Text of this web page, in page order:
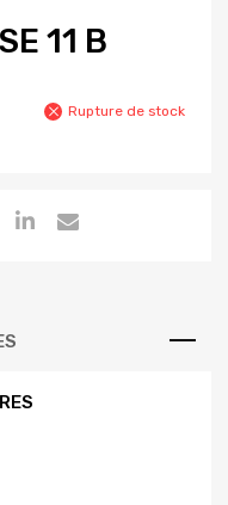
11 B
Rupture de stock